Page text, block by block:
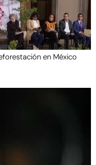
en México